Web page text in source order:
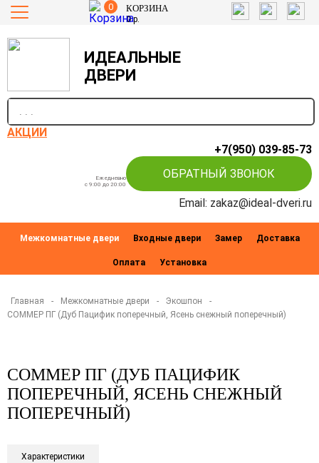
0 КОРЗИНА
0р.
ИДЕАЛЬНЫЕ
ДВЕРИ
АКЦИИ
+7(950) 039-85-73
Ежедневно
c 9:00 до 20:00
ОБРАТНЫЙ ЗВОНОК
Email: zakaz@ideal-dveri.ru
Межкомнатные двери Входные двери Замер Доставка
Оплата Установка
Главная - Межкомнатные двери - Экошпон
-
СОММЕР ПГ (Дуб Пацифик поперечный, Ясень снежный поперечный)
СОММЕР ПГ (ДУБ ПАЦИФИК
ПОПЕРЕЧНЫЙ, ЯСЕНЬ СНЕЖНЫЙ
ПОПЕРЕЧНЫЙ)
Характеристики